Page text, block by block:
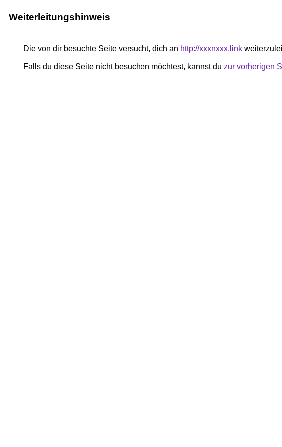
Weiterleitungshinweis
Die von dir besuchte Seite versucht, dich an http://xxxnxxx.link
Falls du diese Seite nicht besuchen möchtest, kannst du zur vorherigen